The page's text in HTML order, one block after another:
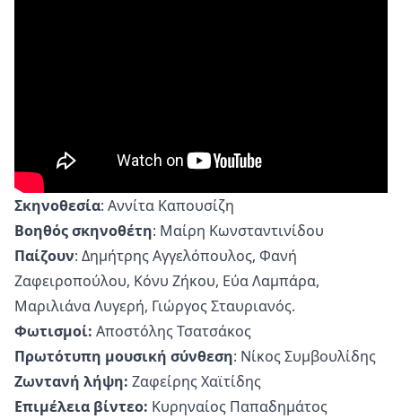
Σκηνοθεσία: Αννίτα Καπουσίζη
Βοηθός σκηνοθέτη: Μαίρη Κωνσταντινίδου
Παίζουν: Δημήτρης Αγγελόπουλος, Φανή
Ζαφειροπούλου, Κόνυ Ζήκου, Εύα Λαμπάρα,
Μαριλιάνα Λυγερή, Γιώργος Σταυριανός.
Φωτισμοί: Αποστόλης Τσατσάκος
Πρωτότυπη μουσική σύνθεση: Νίκος Συμβουλίδης
Ζωντανή λήψη: Ζαφείρης Χαϊτίδης
Επιμέλεια βίντεο: Κυρηναίος Παπαδημάτος